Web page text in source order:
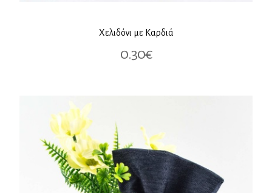
Χελιδόνι με Καρδιά
0.30€